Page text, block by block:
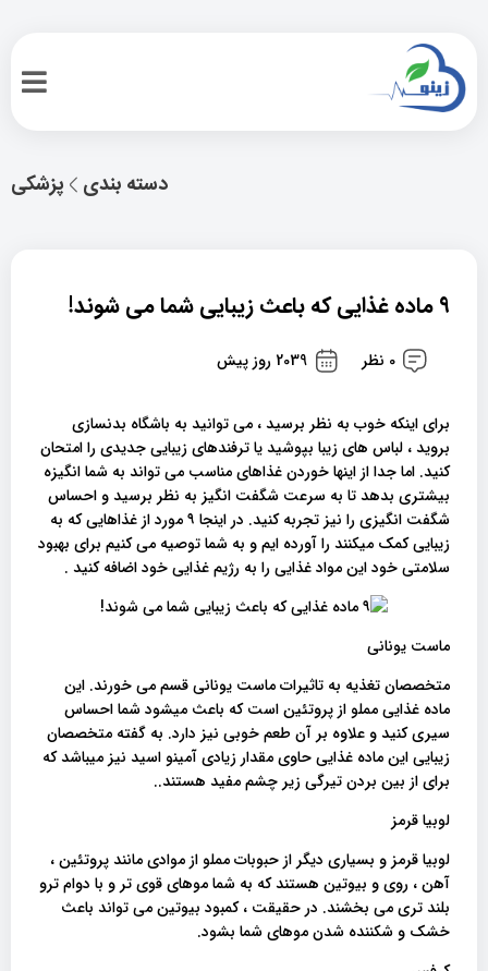
پزشکی دسته بندی
۹ ماده غذایی که باعث زیبایی شما می شوند!
0 نظر 2039 روز پیش
برای اینکه خوب به نظر برسید ، می توانید به باشگاه بدنسازی
بروید ، لباس های زیبا بپوشید یا ترفندهای زیبایی جدیدی را امتحان
کنید. اما جدا از اینها خوردن غذاهای مناسب می تواند به شما انگیزه
بیشتری بدهد تا به سرعت شگفت انگیز به نظر برسید و احساس
شگفت انگیزی را نیز تجربه کنید. در اینجا ۹ مورد از غذاهایی که به
زیبایی کمک میکنند را آورده ایم و به شما توصیه می کنیم برای بهبود
سلامتی خود این مواد غذایی را به رژیم غذایی خود اضافه کنید .
ماست یونانی
متخصصان تغذیه به تاثیرات ماست یونانی قسم می خورند. این
ماده غذایی مملو از پروتئین است که باعث میشود شما احساس
سیری کنید و علاوه بر آن طعم خوبی نیز دارد. به گفته متخصصان
زیبایی این ماده غذایی حاوی مقدار زیادی آمینو اسید نیز میباشد که
برای از بین بردن تیرگی زیر چشم مفید هستند..
لوبیا قرمز
لوبیا قرمز و بسیاری دیگر از حبوبات مملو از موادی مانند پروتئین ،
آهن ، روی و بیوتین هستند که به شما موهای قوی تر و با دوام ترو
بلند تری می بخشند. در حقیقت ، کمبود بیوتین می تواند باعث
خشک و شکننده شدن موهای شما بشود.